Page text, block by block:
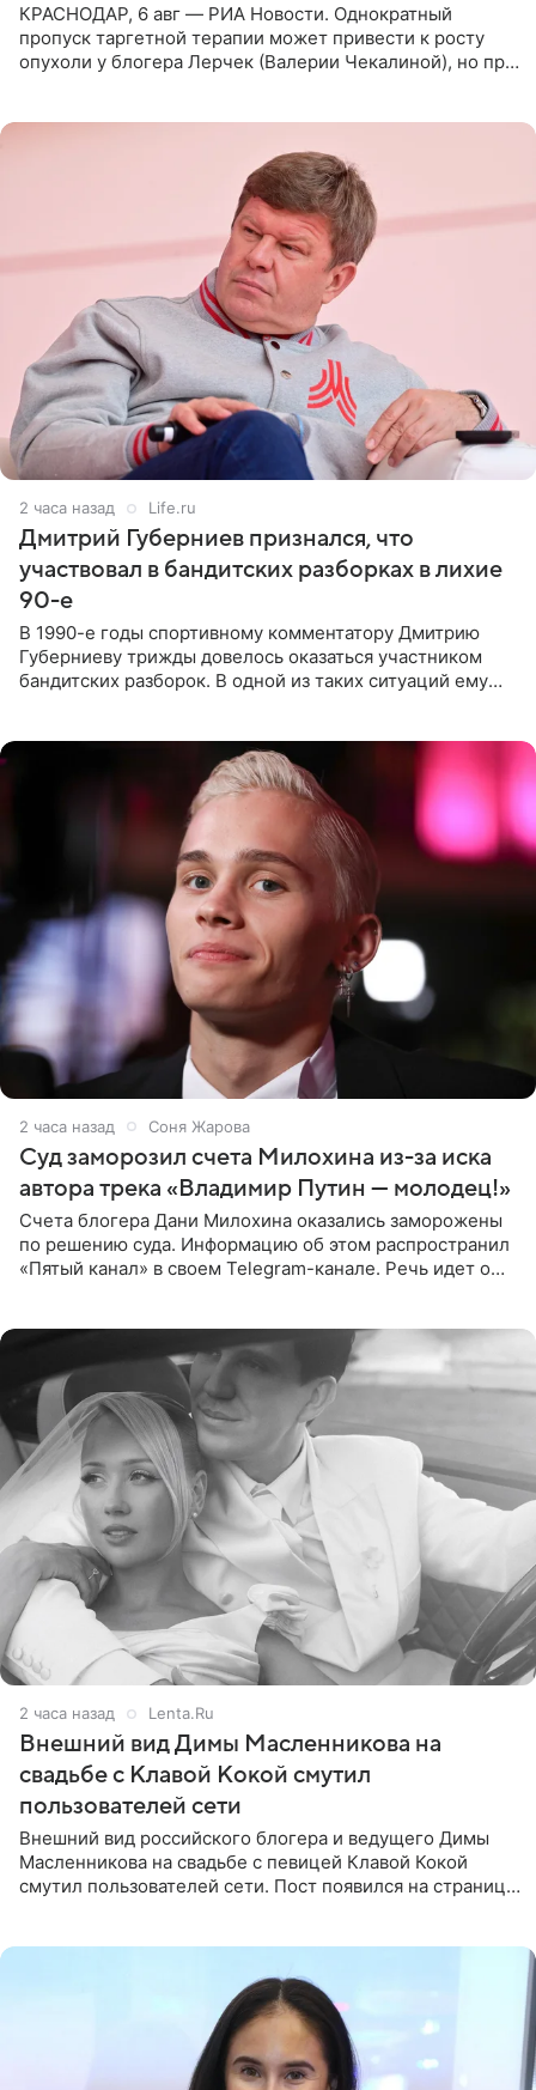
КРАСНОДАР, 6 авг — РИА Новости. Однократный
пропуск таргетной терапии может привести к росту
опухоли у блогера Лерчек (Валерии Чекалиной), но при
2 часа назад Life.ru
Дмитрий Губерниев признался, что
участвовал в бандитских разборках в лихие
90-е
В 1990-е годы спортивному комментатору Дмитрию
Губерниеву трижды довелось оказаться участником
бандитских разборок. В одной из таких ситуаций ему
2 часа назад Соня Жарова
Суд заморозил счета Милохина из-за иска
автора трека «Владимир Путин — молодец!»
Счета блогера Дани Милохина оказались заморожены
по решению суда. Информацию об этом распространил
«Пятый канал» в своем Telegram-канале. Речь идет о
2 часа назад Lenta.Ru
Внешний вид Димы Масленникова на
свадьбе с Клавой Кокой смутил
пользователей сети
Внешний вид российского блогера и ведущего Димы
Масленникова на свадьбе с певицей Клавой Кокой
смутил пользователей сети. Пост появился на странице